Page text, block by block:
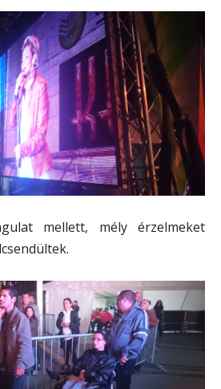
mellett, mély érzelmeket